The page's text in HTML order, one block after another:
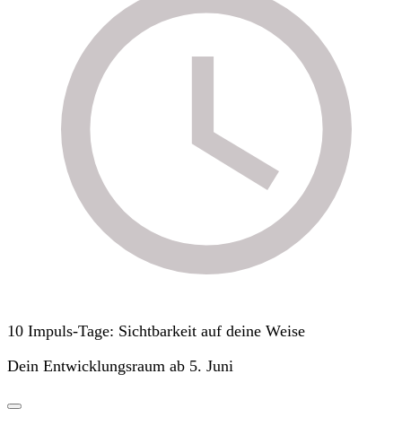
10 Impuls-Tage: Sichtbarkeit auf deine Weise
Dein Entwicklungsraum ab 5. Juni